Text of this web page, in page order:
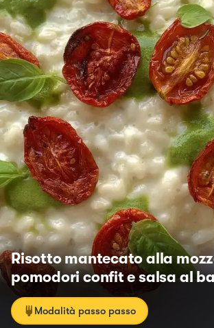
Risotto mantecato alla
pomodori confit e salsa al
Modalità passo passo